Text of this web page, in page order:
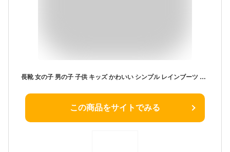
長靴 女の子 男の子 子供 キッズ かわいい シンプル レインブーツ 軽量 柔らかい ラバー PU EVA スモーク ブルー S:約16cm
この商品をサイトでみる